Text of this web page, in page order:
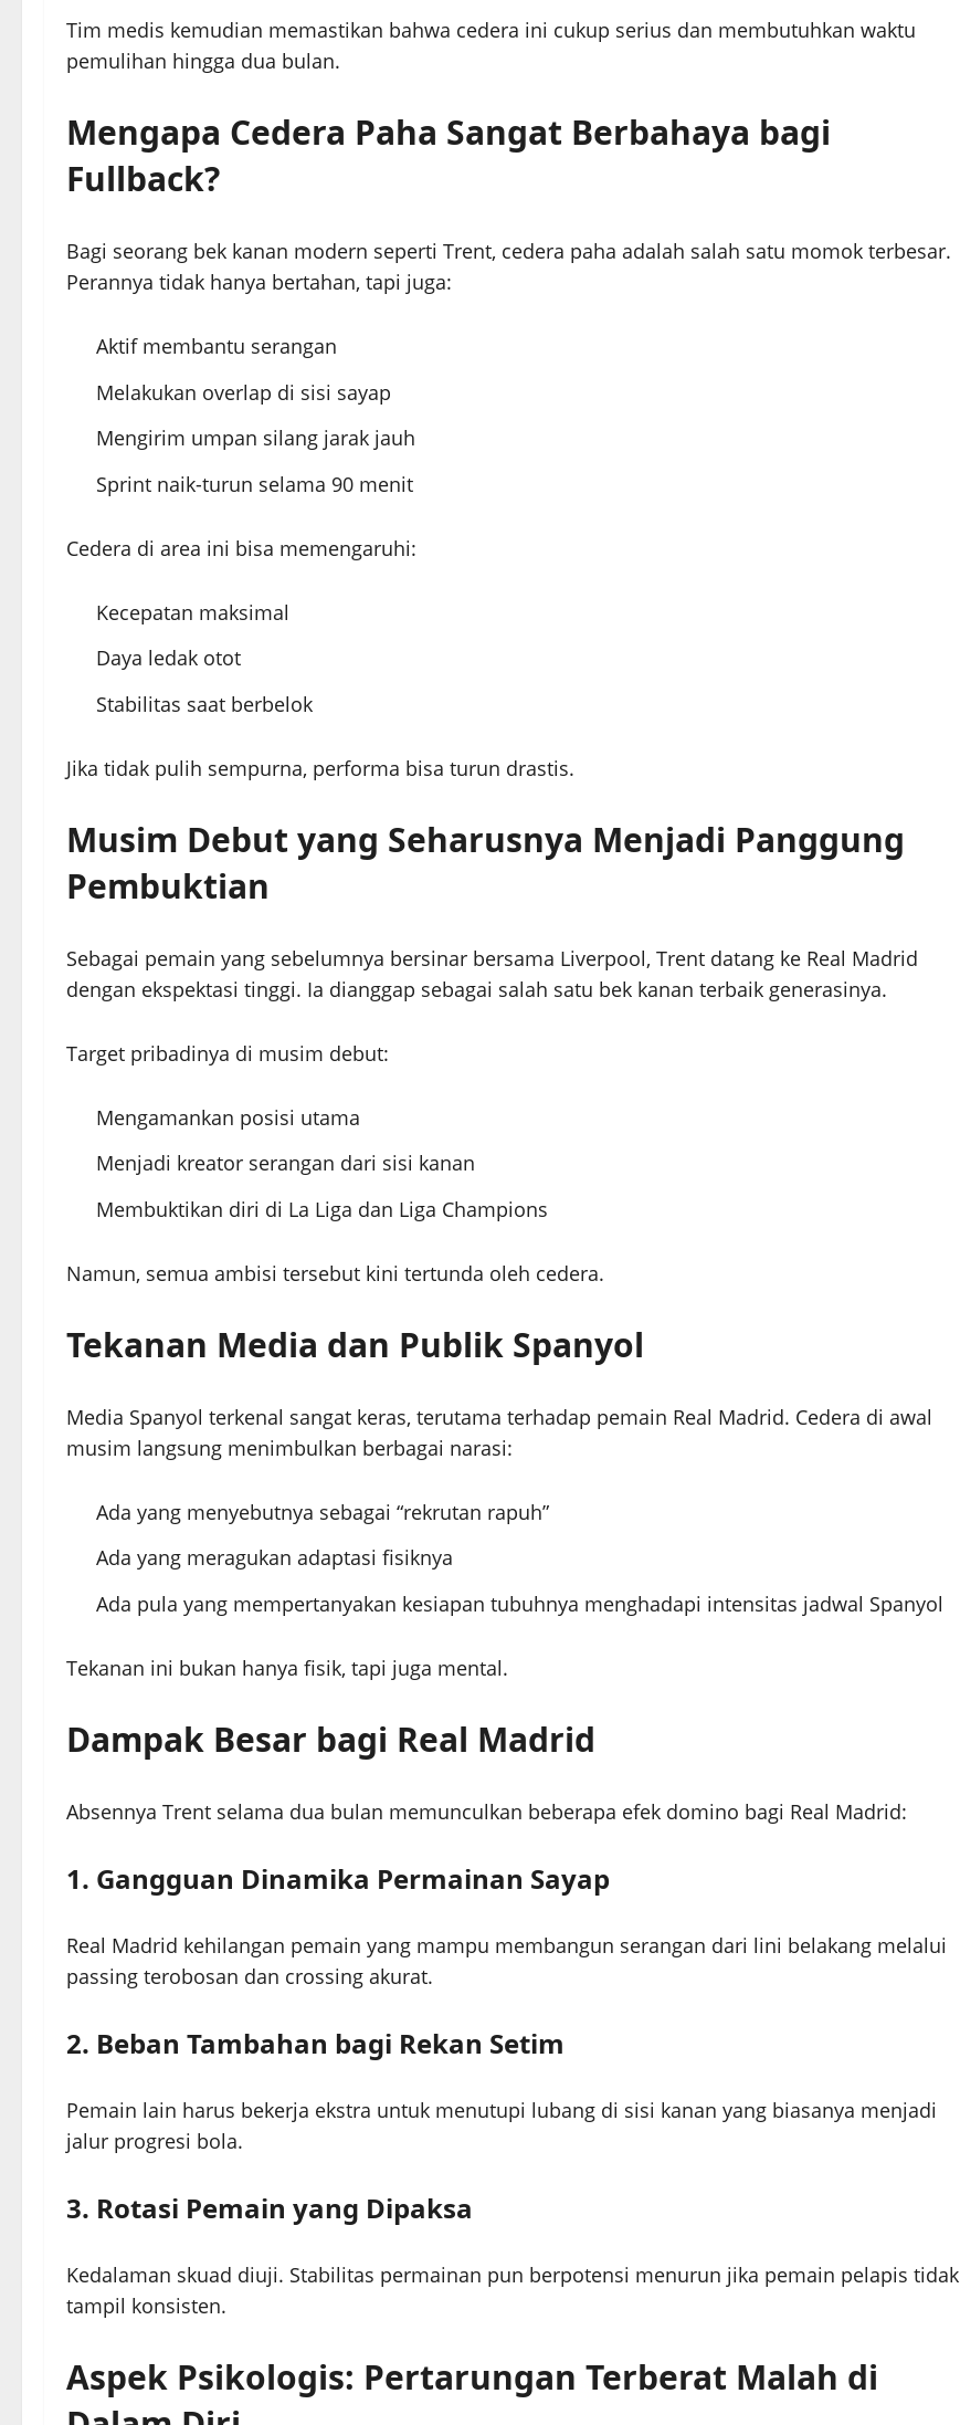
Tim medis kemudian memastikan bahwa cedera ini cukup serius dan membutuhkan waktu
pemulihan hingga dua bulan.
Mengapa Cedera Paha Sangat Berbahaya bagi
Fullback?
Bagi seorang bek kanan modern seperti Trent, cedera paha adalah salah satu momok terbesar.
Perannya tidak hanya bertahan, tapi juga:
Aktif membantu serangan
Melakukan overlap di sisi sayap
Mengirim umpan silang jarak jauh
Sprint naik-turun selama 90 menit
Cedera di area ini bisa memengaruhi:
Kecepatan maksimal
Daya ledak otot
Stabilitas saat berbelok
Jika tidak pulih sempurna, performa bisa turun drastis.
Musim Debut yang Seharusnya Menjadi Panggung
Pembuktian
Sebagai pemain yang sebelumnya bersinar bersama Liverpool, Trent datang ke Real Madrid
dengan ekspektasi tinggi. Ia dianggap sebagai salah satu bek kanan terbaik generasinya.
Target pribadinya di musim debut:
Mengamankan posisi utama
Menjadi kreator serangan dari sisi kanan
Membuktikan diri di La Liga dan Liga Champions
Namun, semua ambisi tersebut kini tertunda oleh cedera.
Tekanan Media dan Publik Spanyol
Media Spanyol terkenal sangat keras, terutama terhadap pemain Real Madrid. Cedera di awal
musim langsung menimbulkan berbagai narasi:
Ada yang menyebutnya sebagai “rekrutan rapuh”
Ada yang meragukan adaptasi fisiknya
Ada pula yang mempertanyakan kesiapan tubuhnya menghadapi intensitas jadwal Spanyol
Tekanan ini bukan hanya fisik, tapi juga mental.
Dampak Besar bagi Real Madrid
Absennya Trent selama dua bulan memunculkan beberapa efek domino bagi Real Madrid:
1. Gangguan Dinamika Permainan Sayap
Real Madrid kehilangan pemain yang mampu membangun serangan dari lini belakang melalui
passing terobosan dan crossing akurat.
2. Beban Tambahan bagi Rekan Setim
Pemain lain harus bekerja ekstra untuk menutupi lubang di sisi kanan yang biasanya menjadi
jalur progresi bola.
3. Rotasi Pemain yang Dipaksa
Kedalaman skuad diuji. Stabilitas permainan pun berpotensi menurun jika pemain pelapis tidak
tampil konsisten.
Aspek Psikologis: Pertarungan Terberat Malah di